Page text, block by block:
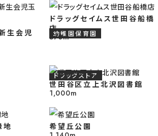
幼稚園保育園
生会児
ドラッグストア
ドラッグセイムス世田谷船橋
店
370m
世田谷区立上北沢図書館
1,000m
地
希望丘公園
南向きのL字ワイドバルコニーで計画が進むため、
、日常のさまざまな場面でゆとりを持って使いや
になりそうです。 ※2026年6月1日撮影
て収納をしっかり計画した住まいとなるため、完